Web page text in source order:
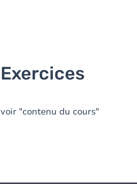
Exercices
voir "contenu du cours"